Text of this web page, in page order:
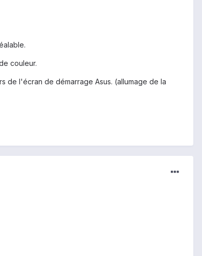
couleur.
de l'écran de démarrage Asus. (allumage de la